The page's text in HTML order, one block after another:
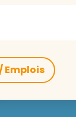
Emplois